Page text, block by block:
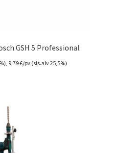
GSH 5 Professional
9,79€/pv (sis.alv 25,5%)